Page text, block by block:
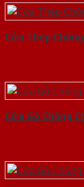
Cửa Thép
Cửa Gỗ Chống